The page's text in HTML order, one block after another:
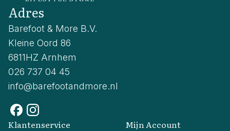
Adres
Barefoot & More B.V.
Kleine Oord 86
6811HZ Arnhem
026 737 04 45
info@barefootandmore.nl
Klantenservice Mijn Account